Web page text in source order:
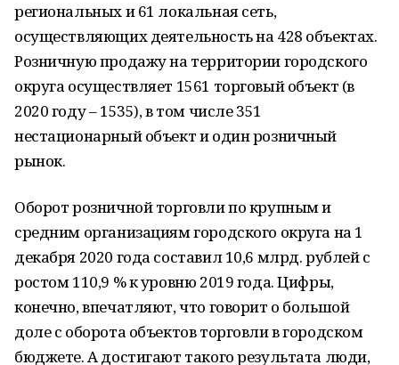
региональных и 61 локальная сеть,
осуществляющих деятельность на 428 объектах.
Розничную продажу на территории городского
округа осуществляет 1561 торговый объект (в
2020 году – 1535), в том числе 351
нестационарный объект и один розничный
рынок.
Оборот розничной торговли по крупным и
средним организациям городского округа на 1
декабря 2020 года составил 10,6 млрд. рублей с
ростом 110,9 % к уровню 2019 года. Цифры,
конечно, впечатляют, что говорит о большой
доле с оборота объектов торговли в городском
бюджете. А достигают такого результата люди,